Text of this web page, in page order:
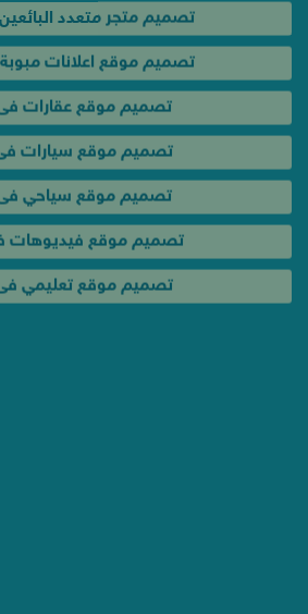
تصميم متجر متعدد
تصميم موقع اعلانات
تصميم موقع عقارات
تصميم موقع سيارات
تصميم موقع سياحي
تصميم موقع فيديوهات
تصميم موقع تعليمي